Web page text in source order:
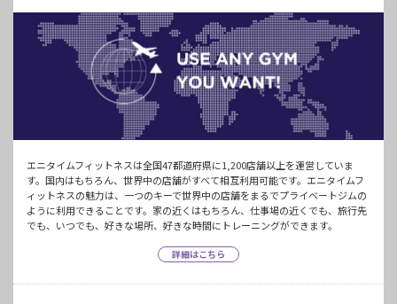
エニタイムフィットネスは全国47都道府県に1,200店舗以上を運営していま
す。国内はもちろん、世界中の店舗がすべて相互利用可能です。エニタイムフ
ィットネスの魅力は、一つのキーで世界中の店舗をまるでプライベートジムの
ように利用できることです。家の近くはもちろん、仕事場の近くでも、旅行先
でも、いつでも、好きな場所、好きな時間にトレーニングができます。
詳細はこちら